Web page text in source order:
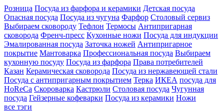
Розница Посуда из фарфора и керамики Детская посуда
Опасная посуда Посуда из чугуна Фарфор Столовый сервиз
Выбираем сковороду Тефлон Термосы Антипригарная
сковорода Френч-пресс Кухонные ножи Посуда для индукции
Эмалированная посуда Заточка ножей Антипригарное
покрытие Мантоварка Профессиональная посуда Выбираем
кухонную посуду Посуда из фарфора Права потребителей
Казан Керамическая сковорода Посуда из нержавеющей стали
Посуда с антипригарным покрытием Терка ИКЕА посуда для
HoReCa Скороварка Кастрюли Столовая посуда Чугунная
посуда Гейзерные кофеварки Посуда из керамики Ножи
все тэги